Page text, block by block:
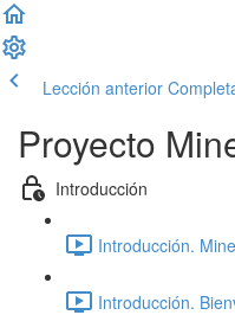
Lección anterior
Proyecto
Introducción
Introducción.
Introducción.